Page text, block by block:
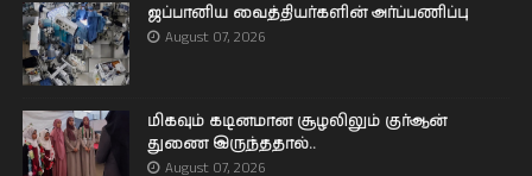
ஜப்பானிய வைத்தியர்களின் அர்ப்பணிப்பு
August 07, 2026
மிகவும் கடினமான சூழலிலும் குர்ஆன்
துணை இருந்ததால்..
August 07, 2026